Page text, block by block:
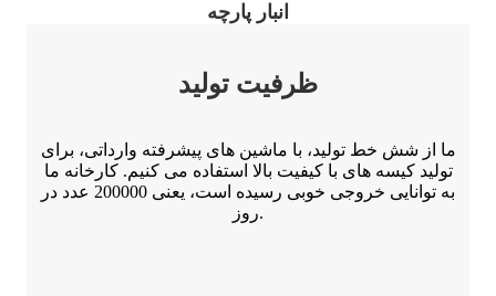
انبار پارچه
ظرفیت تولید
ما از شش خط تولید، با ماشین های پیشرفته وارداتی، برای
تولید کیسه های با کیفیت بالا استفاده می کنیم. کارخانه ما
به توانایی خروجی خوبی رسیده است، یعنی 200000 عدد در
روز.